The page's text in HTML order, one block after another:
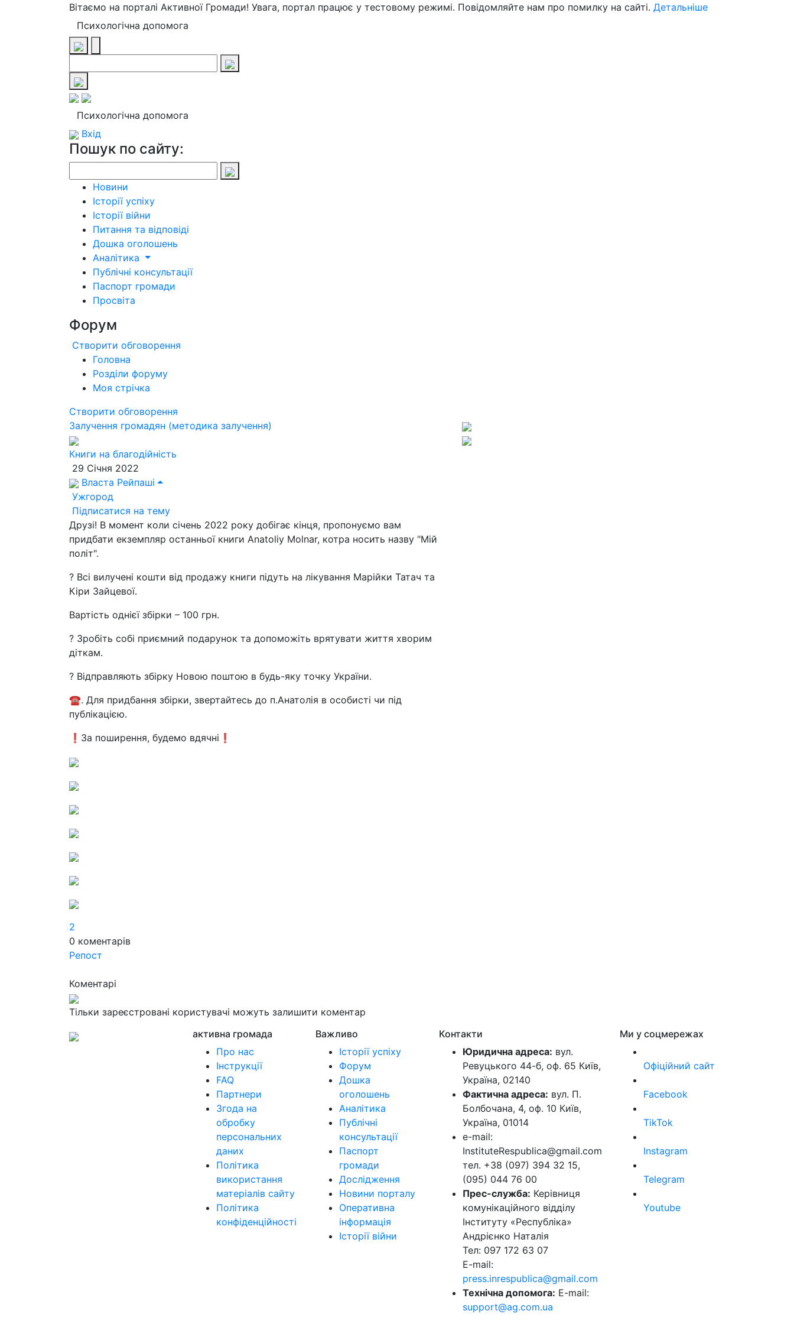
Вітаємо на порталі Активної Громади! Увага, портал працює у тестовому режимі. Повідомляйте нам про помилку на сайті. Детальніше
Психологічна допомога
Психологічна допомога
Вхід
Пошук по сайту:
Новини
Історії успіху
Історії війни
Питання та відповіді
Дошка оголошень
Аналітика
Публічні консультації
Паспорт громади
Просвіта
Форум
Створити обговорення
Головна
Розділи форуму
Моя стрічка
Створити обговорення
Залучення громадян (методика залучення)
Книги на благодійність
29 Січня 2022
Власта Рейпаші
Ужгород
Підписатися на тему
Друзі! В момент коли січень 2022 року добігає кінця, пропонуємо вам
придбати екземпляр останньої книги Anatoliy Molnar, котра носить назву "Мій
політ".
? Всі вилучені кошти від продажу книги підуть на лікування Марійки Татач та
Кіри Зайцевої.
Вартість однієї збірки – 100 грн.
? Зробіть собі приємний подарунок та допоможіть врятувати життя хворим
діткам.
? Відправляють збірку Новою поштою в будь-яку точку України.
☎️. Для придбання збірки, звертайтесь до п.Анатолія в особисті чи під
публікацією.
❗За поширення, будемо вдячні❗
2
0 коментарів
Репост
Коментарі
Тільки зареєстровані користувачі можуть залишити коментар
активна громада
Про нас
Інструкції
FAQ
Партнери
Згода на
обробку
персональних
даних
Політика
використання
матеріалів сайту
Політика
конфіденційності
Важливо
Історії успіху
Форум
Дошка
оголошень
Аналітика
Публічні
консультації
Паспорт
громади
Дослідження
Новини порталу
Оперативна
інформація
Історії війни
Контакти
Юридична адреса: вул.
Ревуцького 44-б, оф. 65 Київ,
Україна, 02140
Фактична адреса: вул. П.
Болбочана, 4, оф. 10 Київ,
Україна, 01014
e-mail:
InstituteRespublica@gmail.com
тел. +38 (097) 394 32 15,
(095) 044 76 00
Прес-служба: Керівниця
комунікаційного відділу
Інституту «Республіка»
Андрієнко Наталія
Тел: 097 172 63 07
E-mail:
press.inrespublica@gmail.com
Технічна допомога: E-mail:
support@ag.com.ua
Ми у соцмережах
Офіційний сайт
Facebook
TikTok
Instagram
Telegram
Youtube